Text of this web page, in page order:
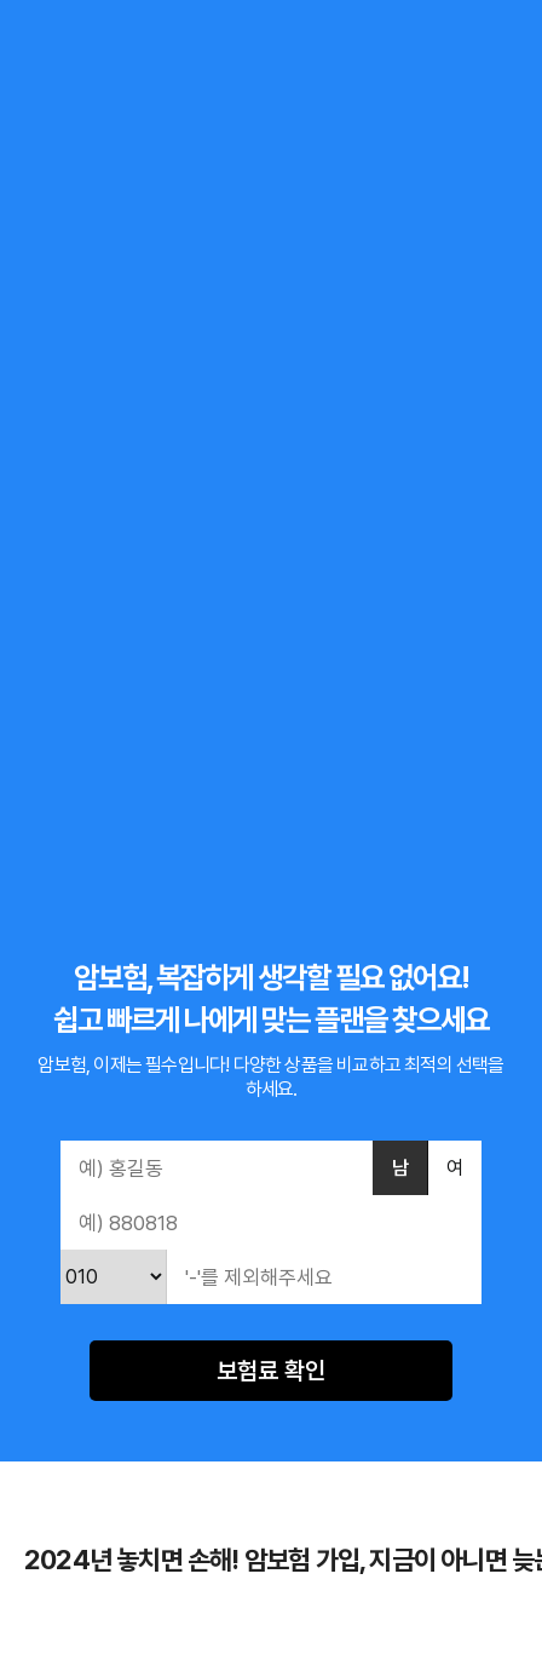
암보험, 복잡하게 생각할 필요 없어요!
쉽고 빠르게 나에게 맞는 플랜을 찾으세요
암보험, 이제는 필수입니다! 다양한 상품을 비교하고 최적의 선택을
하세요.
남 여
보험료 확인
2024년 놓치면 손해! 암보험 가입, 지금이 아니면 늦